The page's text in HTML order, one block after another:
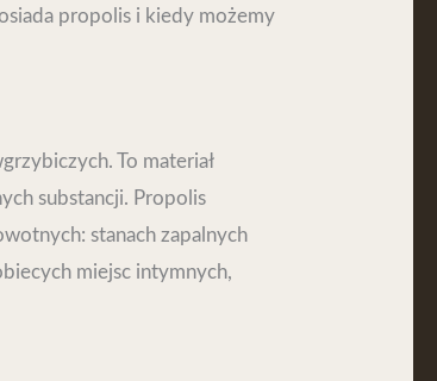
propolis i kiedy możemy
To materiał
substancji. Propolis
stanach zapalnych
miejsc intymnych,